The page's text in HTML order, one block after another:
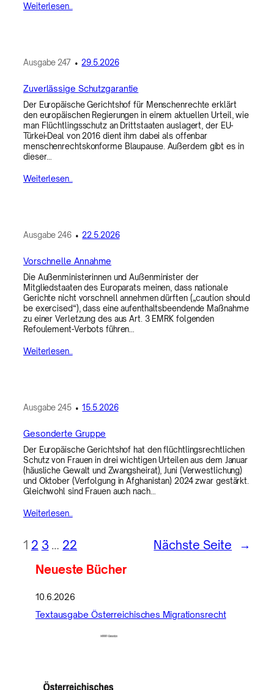
Weiterlesen..
Ausgabe 247•29.5.2026
Zuverlässige Schutzgarantie
Der Europäische Gerichtshof für Menschenrechte erklärt
den europäischen Regierungen in einem aktuellen Urteil, wie
man Flüchtlingsschutz an Drittstaaten auslagert, der EU-
Türkei-Deal von 2016 dient ihm dabei als offenbar
menschenrechtskonforme Blaupause. Außerdem gibt es in
dieser…
Weiterlesen..
Ausgabe 246•22.5.2026
Vorschnelle Annahme
Die Außenministerinnen und Außenminister der
Mitgliedstaaten des Europarats meinen, dass nationale
Gerichte nicht vorschnell annehmen dürften („caution should
be exercised“), dass eine aufenthaltsbeendende Maßnahme
zu einer Verletzung des aus Art. 3 EMRK folgenden
Refoulement-Verbots führen…
Weiterlesen..
Ausgabe 245•15.5.2026
Gesonderte Gruppe
Der Europäische Gerichtshof hat den flüchtlingsrechtlichen
Schutz von Frauen in drei wichtigen Urteilen aus dem Januar
(häusliche Gewalt und Zwangsheirat), Juni (Verwestlichung)
und Oktober (Verfolgung in Afghanistan) 2024 zwar gestärkt.
Gleichwohl sind Frauen auch nach…
Weiterlesen..
1 2 3 … 22 Nächste Seite
→
Neueste Bücher
10.6.2026
Textausgabe Österreichisches Migrationsrecht